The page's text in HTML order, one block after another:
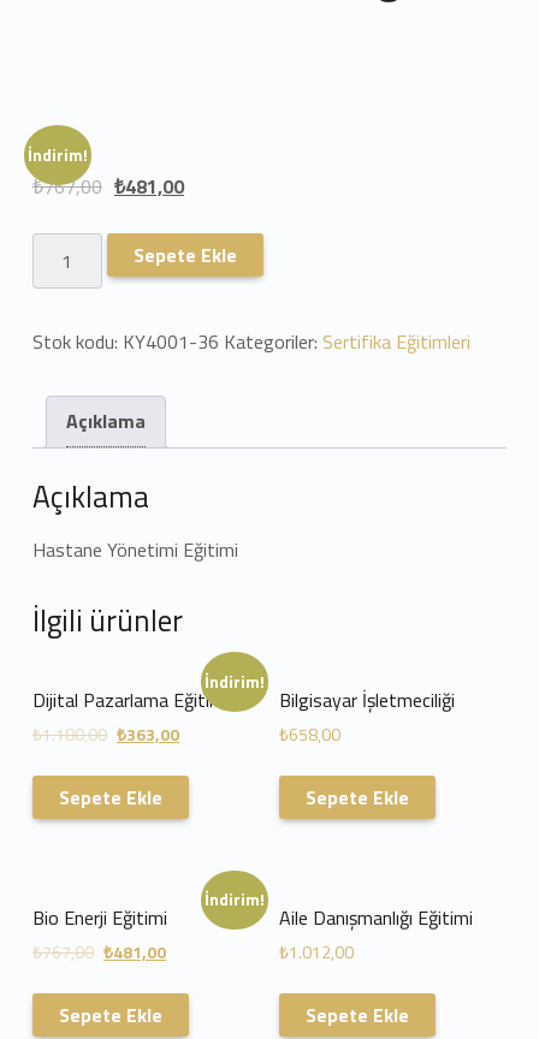
İndirim!
₺767,00 ₺481,00
Hastane Yönetimi Eğitimi adet
Sepete Ekle
Stok kodu: KY4001-36 Kategoriler: Sertifika Eğitimleri
Açıklama
Açıklama
Hastane Yönetimi Eğitimi
İlgili ürünler
İndirim!
Dijital Pazarlama Eğitimi
₺1.180,00 ₺363,00
Sepete Ekle
Bilgisayar İşletmeciliği
₺658,00
Sepete Ekle
İndirim!
Bio Enerji Eğitimi
₺767,00 ₺481,00
Sepete Ekle
Aile Danışmanlığı Eğitimi
₺1.012,00
Sepete Ekle